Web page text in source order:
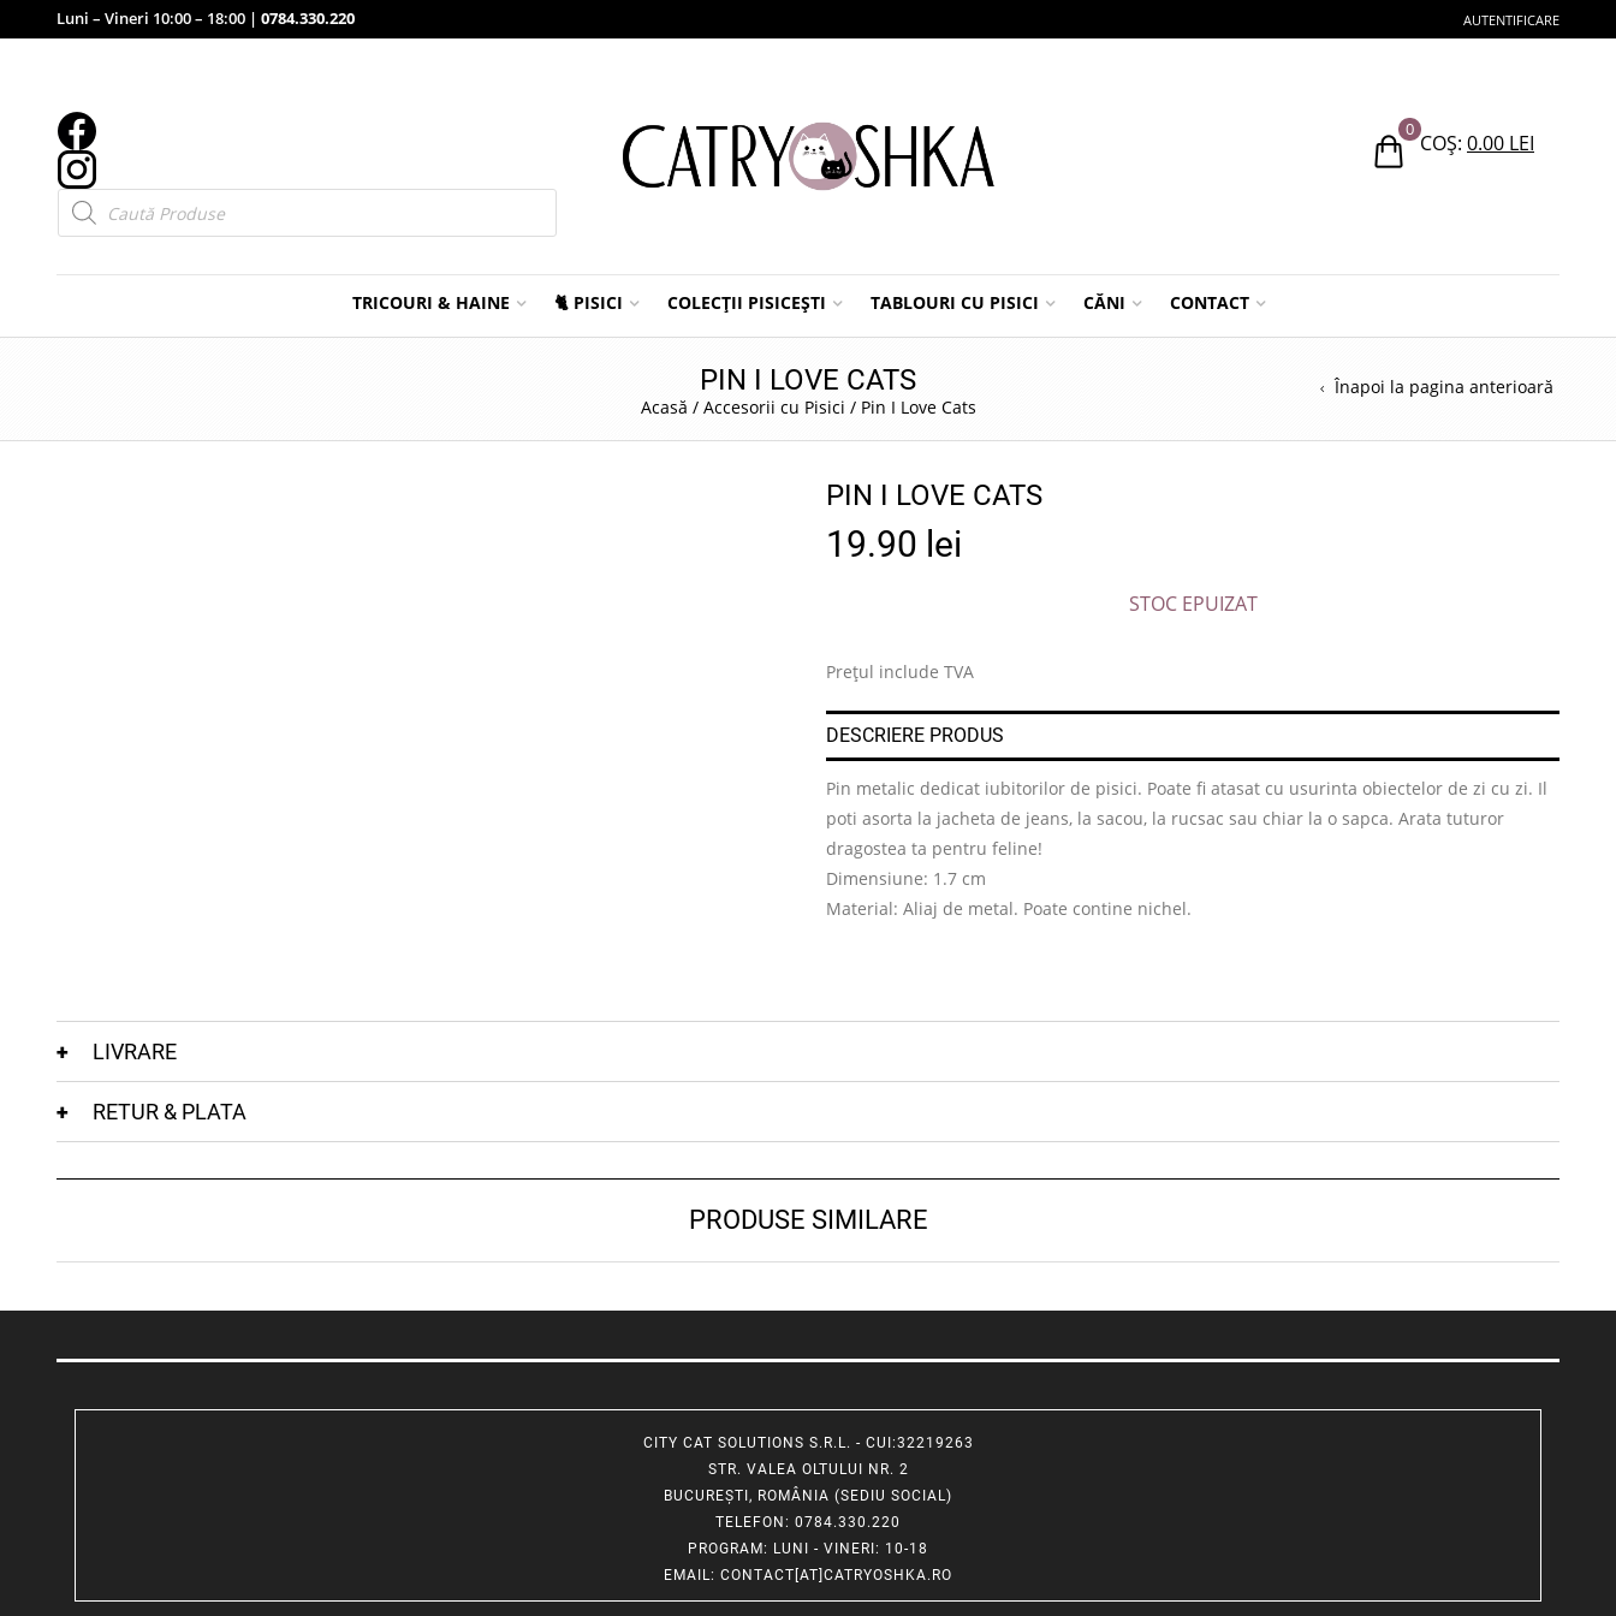
Luni – Vineri 10:00 – 18:00 | 0784.330.220 AUTENTIFICARE
Products
search
0
COȘ: 0.00 LEI
TRICOURI & HAINE 🐈 PISICI COLECȚII PISICEȘTI TABLOURI CU PISICI CĂNI CONTACT
PIN I LOVE CATS
Acasă / Accesorii cu Pisici / Pin I Love Cats
Înapoi la pagina anterioară
PIN I LOVE CATS
19.90 lei
STOC EPUIZAT
Prețul include TVA
DESCRIERE PRODUS
Pin metalic dedicat iubitorilor de pisici. Poate fi atasat cu usurinta obiectelor de zi cu zi. Il
poti asorta la jacheta de jeans, la sacou, la rucsac sau chiar la o sapca. Arata tuturor
dragostea ta pentru feline!
Dimensiune: 1.7 cm
Material: Aliaj de metal. Poate contine nichel.
LIVRARE
RETUR & PLATA
PRODUSE SIMILARE
CITY CAT SOLUTIONS S.R.L. - CUI:32219263
STR. VALEA OLTULUI NR. 2
BUCUREȘTI, ROMÂNIA (SEDIU SOCIAL)
TELEFON : 0784.330.220
PROGRAM: LUNI - VINERI: 10-18
EMAIL: CONTACT[AT]CATRYOSHKA.RO